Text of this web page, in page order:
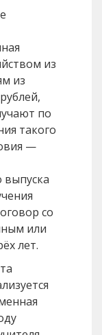
из
из
по
такого
—
выпуска
со
или
лет.